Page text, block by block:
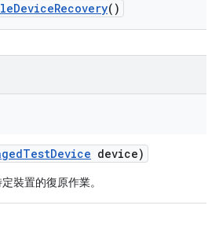
DeviceRecovery()
TestDevice device)
裝置的復原作業。